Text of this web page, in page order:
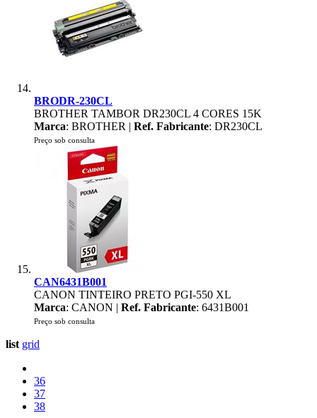
BRODR-230CL
BROTHER TAMBOR DR230CL 4 CORES 15K
Marca: BROTHER | Ref. Fabricante: DR230CL
Preço sob consulta
CAN6431B001
CANON TINTEIRO PRETO PGI-550 XL
Marca: CANON | Ref. Fabricante: 6431B001
Preço sob consulta
list grid
36
37
38